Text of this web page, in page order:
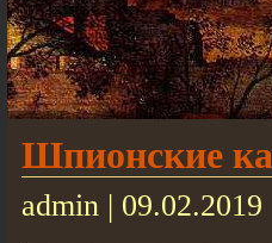
Шпионские
admin | 09.02.2019